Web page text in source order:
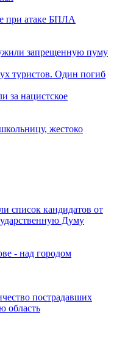
при атаке БПЛА
запрещенную пуму
туристов. Один погиб
за нацистское
жестоко
список кандидатов от
Думу
- над городом
пострадавших
область